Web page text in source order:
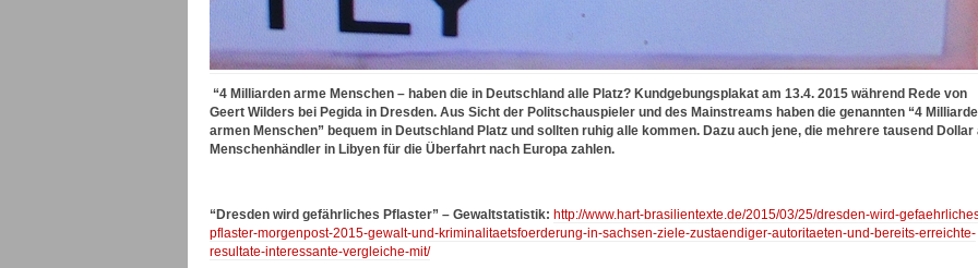
“4 Milliarden arme Menschen – haben die in Deutschland alle Platz? Kundgebungsplakat am 13.4. 2015 während Rede von
Geert Wilders bei Pegida in Dresden. Aus Sicht der Politschauspieler und des Mainstreams haben die genannten “4
armen Menschen” bequem in Deutschland Platz und sollten ruhig alle kommen. Dazu auch jene, die mehrere tausend Dollar
Menschenhändler in Libyen für die Überfahrt nach Europa zahlen.
“Dresden wird gefährliches Pflaster” – Gewaltstatistik: http://www.hart-brasilientexte.de/2015/03/25/dresden-wird-
pflaster-morgenpost-2015-gewalt-und-kriminalitaetsfoerderung-in-sachsen-ziele-zustaendiger-autoritaeten-und-bereits-erreichte-
resultate-interessante-vergleiche-mit/